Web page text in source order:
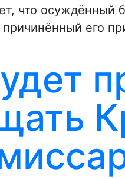
что
его